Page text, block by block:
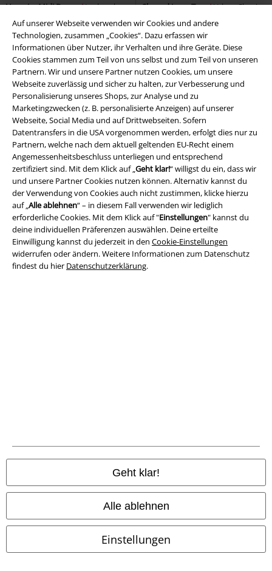
Auf unserer Webseite verwenden wir Cookies und andere
Technologien, zusammen „Cookies“. Dazu erfassen wir
Informationen über Nutzer, ihr Verhalten und ihre Geräte. Diese
Cookies stammen zum Teil von uns selbst und zum Teil von unseren
Partnern. Wir und unsere Partner nutzen Cookies, um unsere
Webseite zuverlässig und sicher zu halten, zur Verbesserung und
Personalisierung unseres Shops, zur Analyse und zu
Marketingzwecken (z. B. personalisierte Anzeigen) auf unserer
Webseite, Social Media und auf Drittwebseiten. Sofern
Datentransfers in die USA vorgenommen werden, erfolgt dies nur zu
Partnern, welche nach dem aktuell geltenden EU-Recht einem
Angemessenheitsbeschluss unterliegen und entsprechend
zertifiziert sind. Mit dem Klick auf „Geht klar!“ willigst du ein, dass wir
und unsere Partner Cookies nutzen können. Alternativ kannst du
der Verwendung von Cookies auch nicht zustimmen, klicke hierzu
auf „Alle ablehnen“ – in diesem Fall verwenden wir lediglich
erforderliche Cookies. Mit dem Klick auf "Einstellungen" kannst du
deine individuellen Präferenzen auswählen. Deine erteilte
Einwilligung kannst du jederzeit in den Cookie-Einstellungen
widerrufen oder ändern. Weitere Informationen zum Datenschutz
findest du hier Datenschutzerklärung.
Geht klar!
Alle ablehnen
Einstellungen
Vampire Midi Dress
Jawbreaker
Mittellanges Kleid
Shaped Long Tee
Urban Classics
T-Shirt
+2